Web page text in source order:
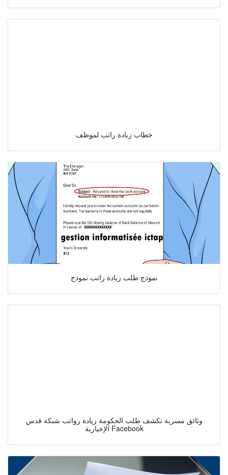
خطاب زيادة راتب لموظف
نموذج طلب زيادة راتب نموذج
وثائق مسربة تكشف طلب الحكومة زيادة رواتب شبكة قدس
الإخبارية Facebook